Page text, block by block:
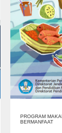
PROGRAM
BERMANFAAT